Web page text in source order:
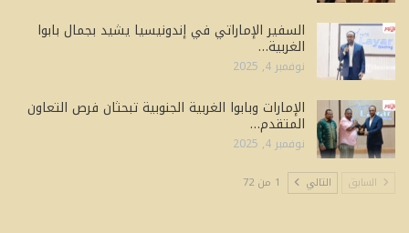
السفير الإماراتي في إندونيسيا يشيد بجمال بابوا
الغربية…
نوفمبر 4, 2025
الإمارات وبابوا الغربية الجنوبية تبحثان فرص التعاون
المتقدم…
نوفمبر 4, 2025
السابق التالي 1 من 72